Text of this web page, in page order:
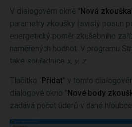
V dialogovém okně "Nová zkouška
parametry zkoušky (svislý posun
energetický poměr zkušebního
naměřených hodnot. V programu
také souřadnice x, y, z.
Tlačítko "Přidat" v tomto
dialogové okno "Nové body
zadává počet úderů v dané hloubce.